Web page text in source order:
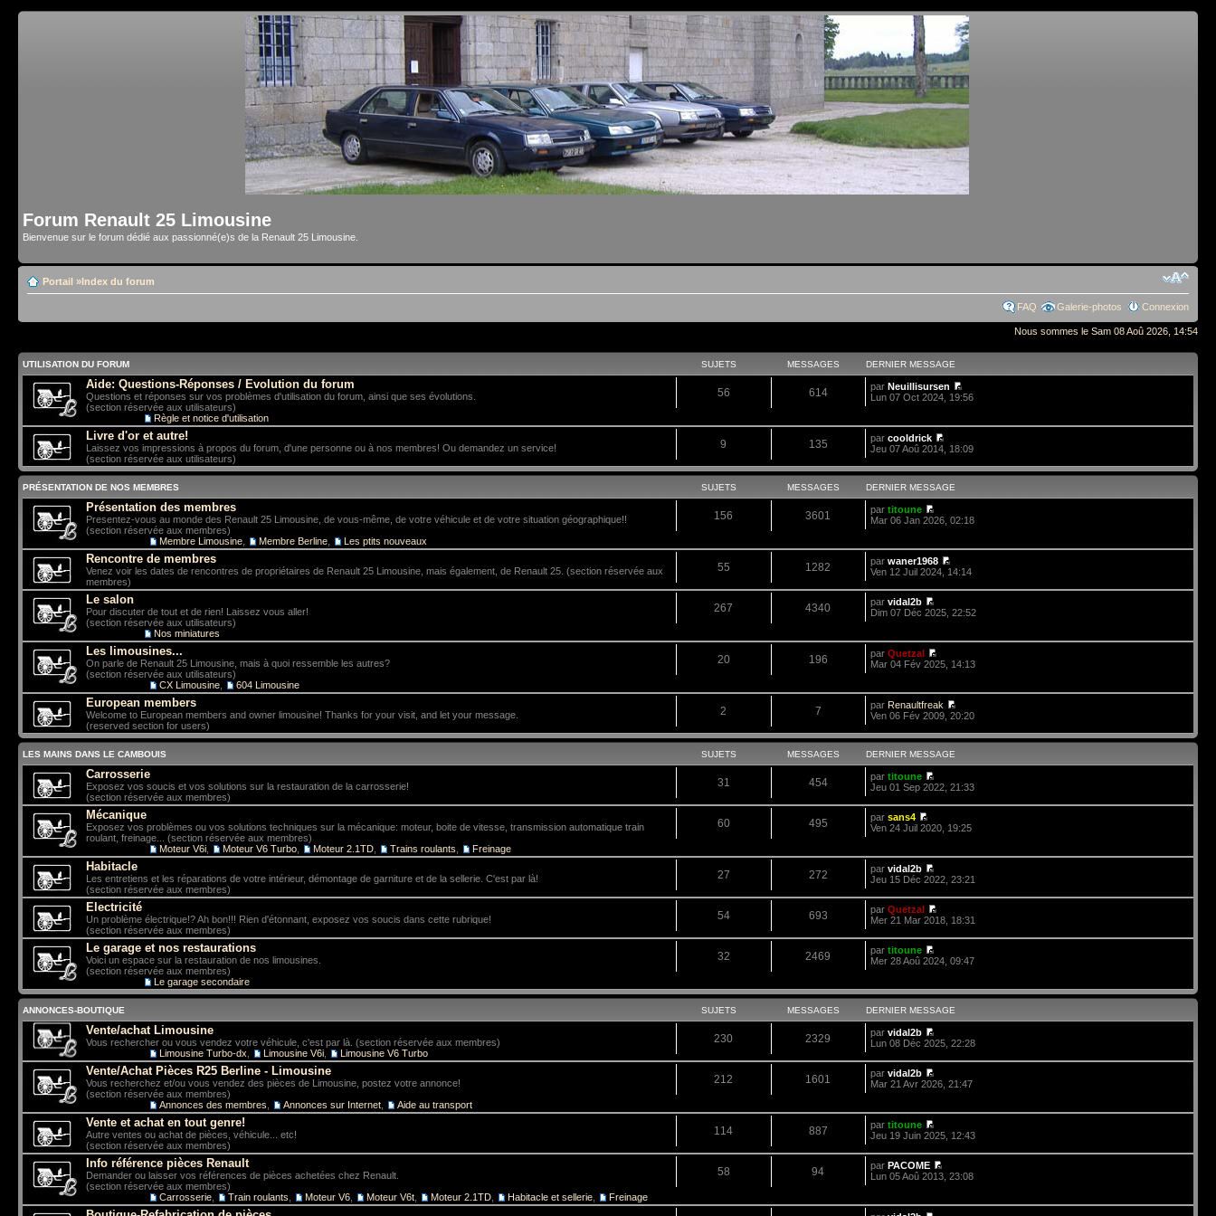
Forum Renault 25 Limousine
Bienvenue sur le forum dédié aux passionné(e)s de la Renault 25 Limousine.
Portail »Index du forum
FAQ Galerie-photos Connexion
Nous sommes le Sam 08 Aoû 2026, 14:54
UTILISATION DU FORUM SUJETS MESSAGES DERNIER MESSAGE
Aide: Questions-Réponses / Evolution du forum
Questions et réponses sur vos problèmes d'utilisation du forum, ainsi que ses évolutions.
(section réservée aux utilisateurs)
Règle et notice d'utilisation
56 614 parNeuillisursen
Lun 07 Oct 2024, 19:56
Livre d'or et autre!
Laissez vos impressions à propos du forum, d'une personne ou à nos membres! Ou demandez un service!
(section réservée aux utilisateurs)
9 135 parcooldrick
Jeu 07 Aoû 2014, 18:09
PRÉSENTATION DE NOS MEMBRES SUJETS MESSAGES DERNIER MESSAGE
Présentation des membres
Presentez-vous au monde des Renault 25 Limousine, de vous-même, de votre véhicule et de votre situation géographique!!
(section réservée aux membres)
Membre Limousine Membre Berline Les ptits nouveaux
156 3601 partitoune
Mar 06 Jan 2026, 02:18
Rencontre de membres
Venez voir les dates de rencontres de propriétaires de Renault 25 Limousine, mais également, de Renault 25. (section réservée aux
membres)
55 1282 parwaner1968
Ven 12 Juil 2024, 14:14
Le salon
Pour discuter de tout et de rien! Laissez vous aller!
(section réservée aux utilisateurs)
Nos miniatures
267 4340 parvidal2b
Dim 07 Déc 2025, 22:52
Les limousines...
On parle de Renault 25 Limousine, mais à quoi ressemble les autres?
(section réservée aux utilisateurs)
CX Limousine 604 Limousine
20 196 parQuetzal
Mar 04 Fév 2025, 14:13
European members
Welcome to European members and owner limousine! Thanks for your visit, and let your message.
(reserved section for users)
2 7 parRenaultfreak
Ven 06 Fév 2009, 20:20
LES MAINS DANS LE CAMBOUIS SUJETS MESSAGES DERNIER MESSAGE
Carrosserie
Exposez vos soucis et vos solutions sur la restauration de la carrosserie!
(section réservée aux membres)
31 454 partitoune
Jeu 01 Sep 2022, 21:33
Mécanique
Exposez vos problèmes ou vos solutions techniques sur la mécanique: moteur, boite de vitesse, transmission automatique train
roulant, freinage... (section réservée aux membres)
Moteur V6i Moteur V6 Turbo Moteur 2.1TD Trains roulants Freinage
60 495 parsans4
Ven 24 Juil 2020, 19:25
Habitacle
Les entretiens et les réparations de votre intérieur, démontage de garniture et de la sellerie. C'est par là!
(section réservée aux membres)
27 272 parvidal2b
Jeu 15 Déc 2022, 23:21
Electricité
Un problème électrique!? Ah bon!!! Rien d'étonnant, exposez vos soucis dans cette rubrique!
(section réservée aux membres)
54 693 parQuetzal
Mer 21 Mar 2018, 18:31
Le garage et nos restaurations
Voici un espace sur la restauration de nos limousines.
(section réservée aux membres)
Le garage secondaire
32 2469 partitoune
Mer 28 Aoû 2024, 09:47
ANNONCES-BOUTIQUE SUJETS MESSAGES DERNIER MESSAGE
Vente/achat Limousine
Vous rechercher ou vous vendez votre véhicule, c'est par là. (section réservée aux membres)
Limousine Turbo-dx Limousine V6i Limousine V6 Turbo
230 2329 parvidal2b
Lun 08 Déc 2025, 22:28
Vente/Achat Pièces R25 Berline - Limousine
Vous recherchez et/ou vous vendez des pièces de Limousine, postez votre annonce!
(section réservée aux membres)
Annonces des membres Annonces sur Internet Aide au transport
212 1601 parvidal2b
Mar 21 Avr 2026, 21:47
Vente et achat en tout genre!
Autre ventes ou achat de pièces, véhicule... etc!
(section réservée aux membres)
114 887 partitoune
Jeu 19 Juin 2025, 12:43
Info référence pièces Renault
Demander ou laisser vos références de pièces achetées chez Renault.
(section réservée aux membres)
Carrosserie Train roulants Moteur V6 Moteur V6t Moteur 2.1TD Habitacle et sellerie Freinage
58 94 parPACOME
Lun 05 Aoû 2013, 23:08